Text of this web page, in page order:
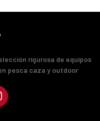
rigurosa de equipos
pesca caza y outdoor